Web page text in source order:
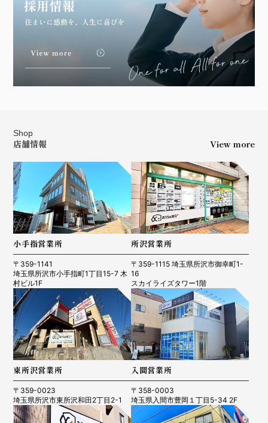
Shop
店舗情報 View more
小手指営業所
〒359-1141
埼玉県所沢市小手指町1丁目15-7 木
村ビル1F
所沢営業所
〒359-1115 埼玉県所沢市御幸町1-
16
スカイライズタワー1階
東所沢営業所
〒359-0023
埼玉県所沢市東所沢和田2丁目2-1
入間営業所
〒358-0003
埼玉県入間市豊岡１丁目5-34 2F